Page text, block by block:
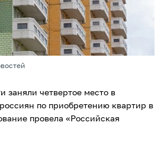
заняли четвертое место в
по приобретению квартир в
провела «Российская